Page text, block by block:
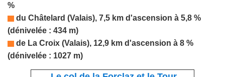
%
du Châtelard (Valais), 7,5 km d'ascension à 5,8 %
(dénivelée : 434 m)
de La Croix (Valais), 12,9 km d'ascension à 8 %
(dénivelée : 1027 m)